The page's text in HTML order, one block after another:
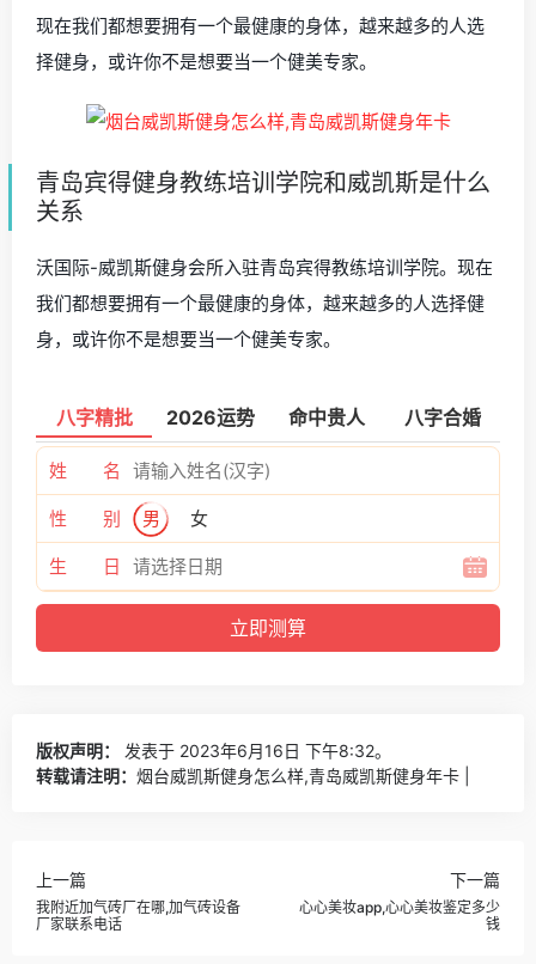
现在我们都想要拥有一个最健康的身体，越来越多的人选
择健身，或许你不是想要当一个健美专家。
青岛宾得健身教练培训学院和威凯斯是什么
关系
沃国际-威凯斯健身会所入驻青岛宾得教练培训学院。现在
我们都想要拥有一个最健康的身体，越来越多的人选择健
身，或许你不是想要当一个健美专家。
八字精批 2026运势 命中贵人 八字合婚
姓 名
性 别 男 女
生 日
版权声明：
发表于 2023年6月16日 下午8:32。
转载请注明： 烟台威凯斯健身怎么样,青岛威凯斯健身年卡 |
上一篇
我附近加气砖厂在哪,加气砖设备
厂家联系电话
下一篇
心心美妆app,心心美妆鉴定多少
钱